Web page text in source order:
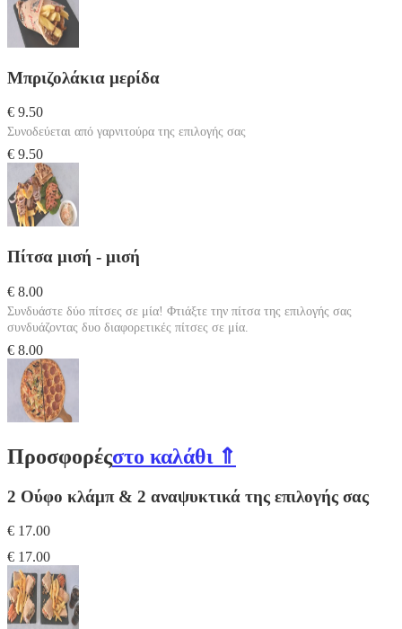
Μπριζολάκια μερίδα
€ 9.50
Συνοδεύεται από γαρνιτούρα της επιλογής σας
€ 9.50
Πίτσα μισή - μισή
€ 8.00
Συνδυάστε δύο πίτσες σε μία! Φτιάξτε την πίτσα της επιλογής σας
συνδυάζοντας δυο διαφορετικές πίτσες σε μία.
€ 8.00
Προσφορέςστο καλάθι ⇑
2 Ούφο κλάμπ & 2 αναψυκτικά της επιλογής σας
€ 17.00
€ 17.00